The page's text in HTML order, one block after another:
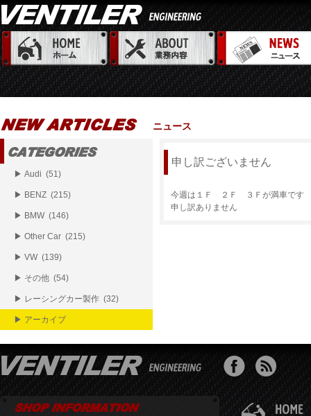
ニュース
申し訳ございません
今週は１Ｆ ２Ｆ ３Ｆが満車です
申し訳ありません
▶ Audi (51)
▶ BENZ (215)
▶ BMW (146)
▶ Other Car (215)
▶ VW (139)
▶ その他 (54)
▶ レーシングカー製作 (32)
▶ アーカイブ